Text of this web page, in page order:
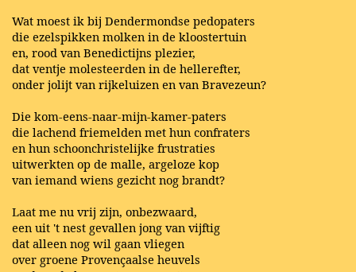
Wat moest ik bij Dendermondse pedopaters
die ezelspikken molken in de kloostertuin
en, rood van Benedictijns plezier,
dat ventje molesteerden in de hellerefter,
onder jolijt van rijkeluizen en van Bravezeun?
Die kom-eens-naar-mijn-kamer-paters
die lachend friemelden met hun confraters
en hun schoonchristelijke frustraties
uitwerkten op de malle, argeloze kop
van iemand wiens gezicht nog brandt?
Laat me nu vrij zijn, onbezwaard,
een uit 't nest gevallen jong van vijftig
dat alleen nog wil gaan vliegen
over groene Provençaalse heuvels